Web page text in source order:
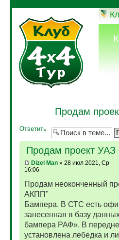
Продам
Ответить
Продам проект
Dizel Man» 28 июл 2021, Ср
16:06
Продам неоконченный
АКПП"
Бампера. В СТС есть
занесенная в базу
бампера РАФ». В
установлена лебедка и